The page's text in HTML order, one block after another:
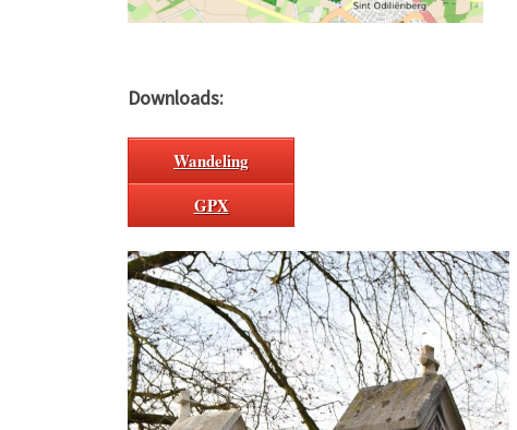
Downloads:
Wandeling
GPX